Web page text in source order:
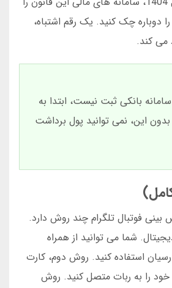
دوباره چک کنید. یک رقم اشتباه،
کند.
بانکی ثبت نیست، ابتدا به
این، نمی توانید پول برداشت
بینی فوتبال تلگرام چند روش دارد.
شما می توانید از همراه
استفاده کنید. روش دوم، کارت
خود را به ربات متصل کنید. روش